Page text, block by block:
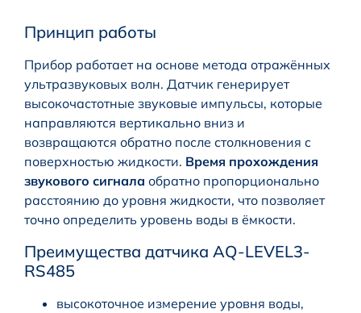
Принцип работы
Прибор работает на основе метода отражённых
ультразвуковых волн. Датчик генерирует
высокочастотные звуковые импульсы, которые
направляются вертикально вниз и
возвращаются обратно после столкновения с
поверхностью жидкости. Время прохождения
звукового сигнала обратно пропорционально
расстоянию до уровня жидкости, что позволяет
точно определить уровень воды в ёмкости.
Преимущества датчика AQ-LEVEL3-
RS485
высокоточное измерение уровня воды,